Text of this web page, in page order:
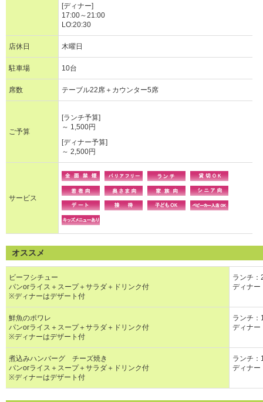
[ディナー]
17:00～21:00
LO:20:30
店休日 木曜日
駐車場 10台
席数 テーブル22席＋カウンター5席
ご予算
[ランチ予算]
～ 1,500円
[ディナー予算]
～ 2,500円
サービス
オススメ
ビーフシチュー
パンorライス＋スープ＋サラダ＋ドリンク付
※ディナーはデザート付
ランチ：
ディナー
鮮魚のポワレ
パンorライス＋スープ＋サラダ＋ドリンク付
※ディナーはデザート付
ランチ：
ディナー
煮込みハンバーグ チーズ焼き
パンorライス＋スープ＋サラダ＋ドリンク付
※ディナーはデザート付
ランチ：
ディナー